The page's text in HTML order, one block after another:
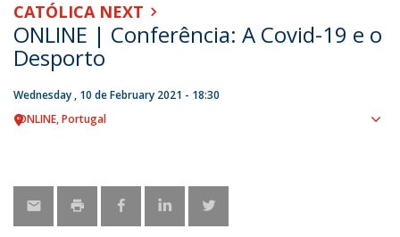
CATÓLICA NEXT
ONLINE | Conferência: A Covid-19 e o
Desporto
Wednesday , 10 de February 2021 - 18:30
ONLINE Portugal